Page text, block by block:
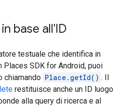
base all'ID
testuale che identifica in
Places SDK for Android, puoi
chiamando Place.getId() . Il
restituisce anche un ID luogo
alla query di ricerca e al